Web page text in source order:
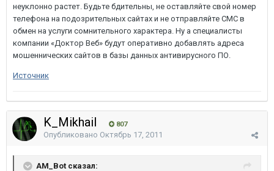
неуклонно растет. Будьте бдительны, не оставляйте свой номер
телефона на подозрительных сайтах и не отправляйте СМС в
обмен на услуги сомнительного характера. Ну а специалисты
компании «Доктор Веб» будут оперативно добавлять адреса
мошеннических сайтов в базы данных антивирусного ПО.
Источник
K_Mikhail 807
Опубликовано Октябрь 17, 2011
AM_Bot сказал: